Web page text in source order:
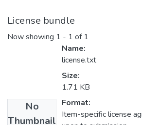
License bundle
Now showing 1 - 1 of 1
No
Thumbnail
Name:
license.txt
Size:
1.71 KB
Format:
Item-specific license